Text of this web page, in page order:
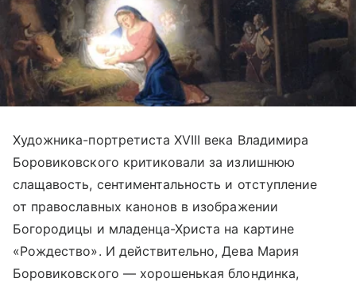
Художника-портретиста XVIII века Владимира
Боровиковского критиковали за излишнюю
слащавость, сентиментальность и отступление
от православных канонов в изображении
Богородицы и младенца-Христа на картине
«Рождество». И действительно, Дева Мария
Боровиковского — хорошенькая блондинка,